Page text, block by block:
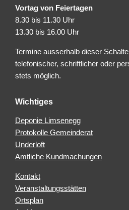
Vortag von Feiertagen
8.30 bis 11.30 Uhr
13.30 bis 16.00 Uhr
Termine ausserhalb dieser
telefonischer, schriftlicher oder
stets möglich.
Wichtiges
Deponie Limsenegg
Protokolle Gemeinderat
Underloft
Amtliche Kundmachungen
Kontakt
Veranstaltungsstätten
Ortsplan